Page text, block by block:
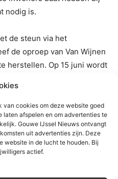
van cookies om deze website goed
laten afspelen en om advertenties te
Gouwe IJssel Nieuws ontvangt
uit advertenties zijn. Deze
website in de lucht te houden. Bij
actief.
nodig is.
de steun via het
de oproep van Van Wijnen
herstellen. Op 15 juni wordt
moordrecht
Nieuwerkerk
Zuidplas